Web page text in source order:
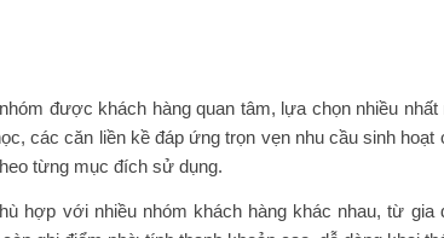
được khách hàng quan tâm, lựa chọn nhiều
các căn liền kề đáp ứng trọn vẹn nhu cầu sinh hoạt
từng mục đích sử dụng.
hợp với nhiều nhóm khách hàng khác nhau, từ gia